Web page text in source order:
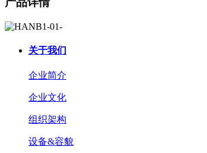
关于我们
企业简介
企业文化
组织架构
设备&容貌